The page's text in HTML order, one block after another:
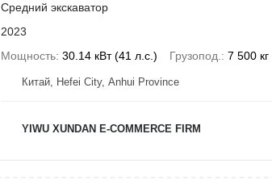
Средний экскаватор
2023
Мощность 30.14 кВт (41 л.с.) Грузопод. 7 500 кг
Китай, Hefei City, Anhui Province
YIWU XUNDAN E-COMMERCE FIRM